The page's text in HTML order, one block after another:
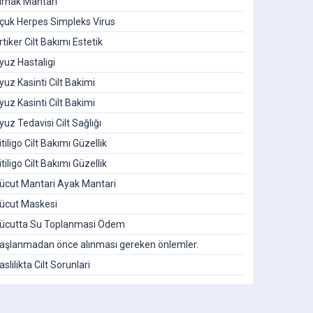
Herpes Simpleks Virus
Cilt Bakımı Estetik
Hastaligi
Kasinti Cilt Bakimi
Kasinti Cilt Bakimi
Tedavisi Cilt Sağlığı
Cilt Bakımı Güzellik
Cilt Bakımı Güzellik
Mantari Ayak Mantari
Maskesi
Su Toplanmasi Ödem
önce alınması gereken önlemler.
Cilt Sorunlari